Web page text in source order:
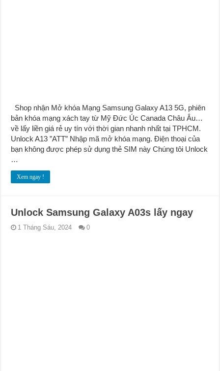
Shop nhận Mở khóa Mạng Samsung Galaxy A13 5G, phiên
bản khóa mạng xách tay từ Mỹ Đức Úc Canada Châu Âu…
về lấy liền giá rẻ uy tín với thời gian nhanh nhất tại TPHCM.
Unlock A13 ”ATT” Nhập mã mở khóa mạng. Điện thoại của
bạn không được phép sử dụng thẻ SIM này Chúng tôi Unlock
…
Xem ngay !
Unlock Samsung Galaxy A03s lấy ngay
1 Tháng Sáu, 2024 0